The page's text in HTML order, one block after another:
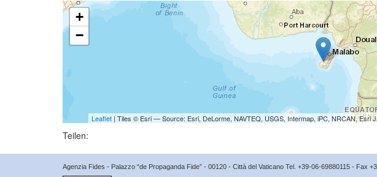
+
−
Leaflet| Tiles © Esri — Source: Esri, DeLorme, NAVTEQ, USGS, Intermap, iPC, NRCAN, Esri
Teilen:
Agenzia Fides - Palazzo “de Propaganda Fide” - 00120 - Città del Vaticano Tel. +39-06-69880115 - Fax